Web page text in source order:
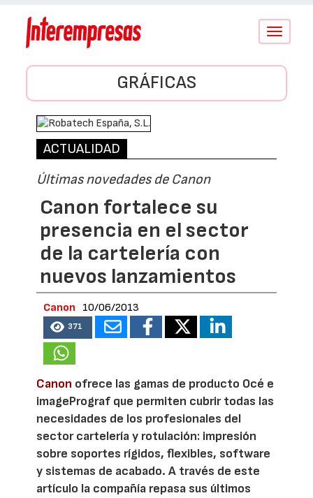
Conmutar
GRÁFICAS
ACTUALIDAD
Últimas novedades de Canon
Canon fortalece su
presencia en el sector
de la cartelería con
nuevos lanzamientos
Canon 10/06/2013
371
Canon ofrece las gamas de producto Océ e
imagePrograf que permiten cubrir todas las
necesidades de los profesionales del
sector cartelería y rotulación: impresión
sobre soportes rígidos, flexibles, software
y sistemas de acabado. A través de este
artículo la compañía repasa sus últimos